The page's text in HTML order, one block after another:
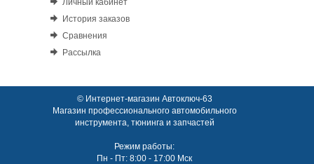
История заказов
Сравнения
Рассылка
© Интернет-магазин Автоключ-63
Магазин профессионального автомобильного
инструмента, тюнинга и запчастей
Режим работы:
Пн - Пт: 8:00 - 17:00 Мск